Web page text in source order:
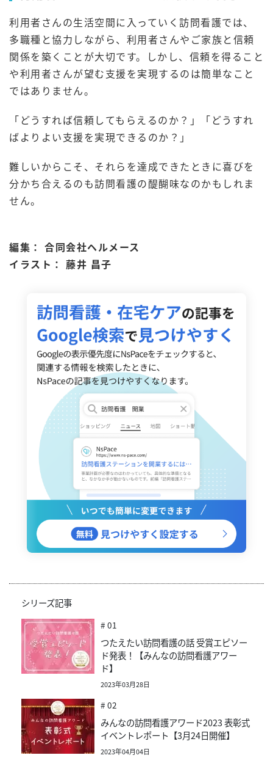
利用者さんの生活空間に入っていく訪問看護では、
多職種と協力しながら、利用者さんやご家族と信頼
関係を築くことが大切です。しかし、信頼を得ること
や利用者さんが望む支援を実現するのは簡単なこと
ではありません。
「どうすれば信頼してもらえるのか？」「どうすれ
ばよりよい支援を実現できるのか？」
難しいからこそ、それらを達成できたときに喜びを
分かち合えるのも訪問看護の醍醐味なのかもしれま
せん。
編集： 合同会社ヘルメース
イラスト： 藤井 昌子
シリーズ記事
# 01
つたえたい訪問看護の話 受賞エピソー
ド発表！【みんなの訪問看護アワー
ド】
2023年03月28日
# 02
みんなの訪問看護アワード2023 表彰式
イベントレポート【3月24日開催】
2023年04月04日